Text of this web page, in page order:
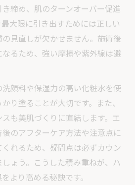
締め、肌のターンオーバー促進
大限に引き出すためには正しい
見直しが欠かせません。施術後
るため、強い摩擦や紫外線は避
顔料や保湿力の高い化粧水を使
り塗ることが大切です。また、
も美肌づくりに直結します。エ
のアフターケア方法や注意点に
れるため、疑問点は必ずカウン
ょう。こうした積み重ねが、ハ
より高める秘訣です。